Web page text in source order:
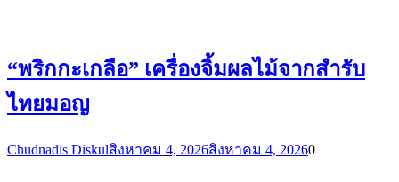
“พริกกะเกลือ” เครื่องจิ้มผลไม้จากสำรับ
ไทยมอญ
Chudnadis Diskulสิงหาคม 4, 2026สิงหาคม 4, 20260